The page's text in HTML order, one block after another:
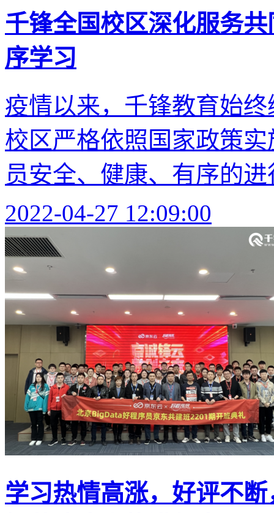
千锋全国校区深化服务
序学习
疫情以来，千锋教育始
校区严格依照国家政策
员安全、健康、有序的
2022-04-27 12:09:00
学习热情高涨，好评不